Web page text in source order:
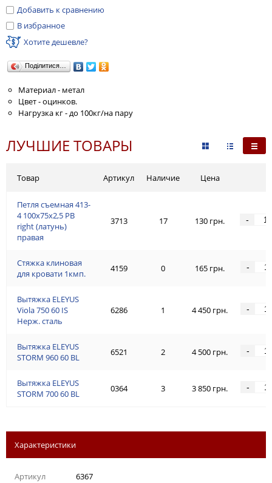
Добавить к сравнению
В избранное
Хотите дешевле?
Поділитися…
Материал - метал
Цвет - оцинков.
Нагрузка кг - до 100кг/на пару
ЛУЧШИЕ ТОВАРЫ
Товар
Петля съемная 413-
4 100x75x2,5 PB
right (латунь)
правая
Стяжка клиновая
для кровати 1кмп.
Вытяжка ELEYUS
Viola 750 60 IS
Нерж. сталь
Вытяжка ELEYUS
STORM 960 60 BL
Вытяжка ELEYUS
STORM 700 60 BL
Артикул Наличие Цена
3713 17 130 грн. -
4159 0 165 грн. -
6286 1 4 450 грн. -
6521 2 4 500 грн. -
0364 3 3 850 грн. -
Характеристики
Артикул 6367